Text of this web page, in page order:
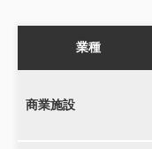
業種
商業施設